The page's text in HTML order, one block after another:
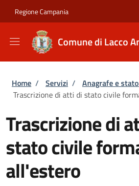
Regione Campania
Comune di Lacco
Briciole di pane
Home / Servizi / Anagrafe e
Trascrizione di atti di stato civile
Trascrizione di
stato civile
all'estero